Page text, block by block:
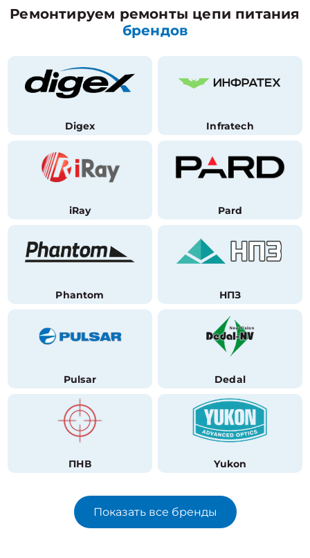
Ремонтируем ремонты цепи питания
брендов
Digex Infratech
iRay Pard
Phantom НПЗ
Pulsar Dedal
ПНВ Yukon
Показать все бренды